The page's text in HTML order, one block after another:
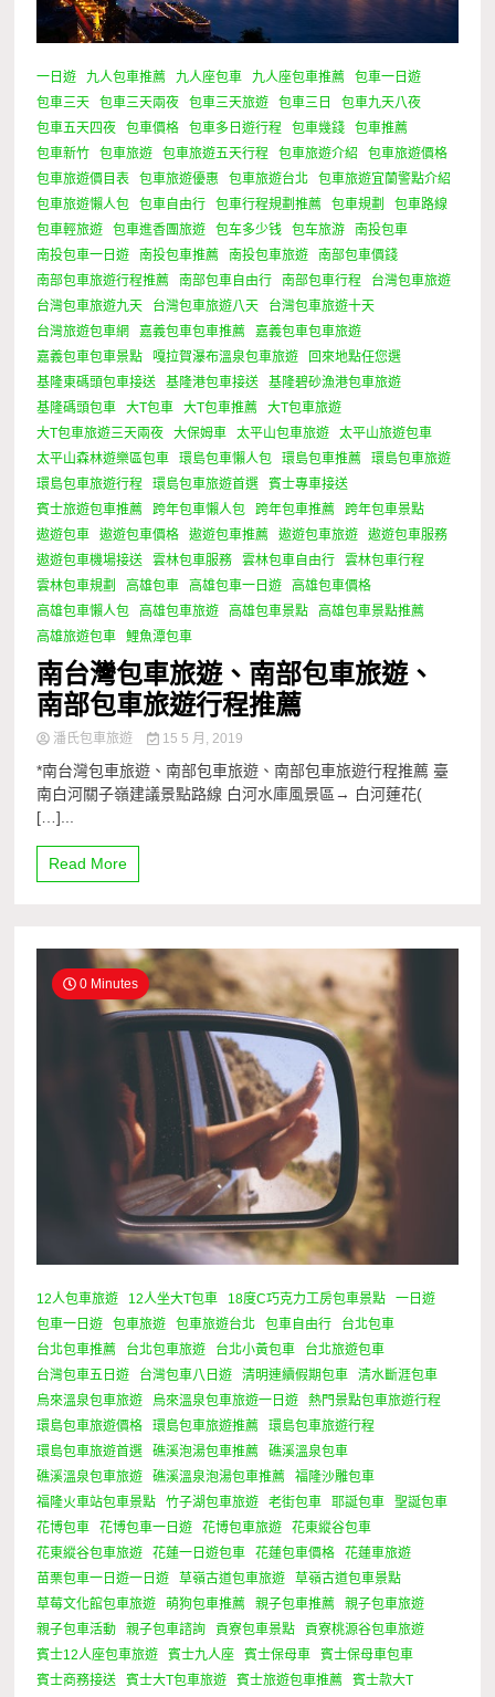
一日遊 九人包車推薦 九人座包車 九人座包車推薦
包車一日遊
包車三天
包車三天兩夜 包車三天旅遊 包車三日
包車九天八夜
包車五天四夜
包車價格 包車多日遊行程 包車幾錢
包車推薦
包車新竹
包車旅遊 包車旅遊五天行程 包車旅遊介紹
包車旅遊價格
包車旅遊價目表
包車旅遊優惠 包車旅遊台北
包車旅遊宜蘭警點介紹
包車旅遊懶人包
包車自由行 包車行程規劃推薦 包車規劃
包車路線
包車輕旅遊
包車進香團旅遊 包车多少钱 包车旅游
南投包車
南投包車一日遊
南投包車推薦 南投包車旅遊
南部包車價錢
南部包車旅遊行程推薦
南部包車自由行 南部包車行程
台灣包車旅遊
台灣包車旅遊九天
台灣包車旅遊八天
台灣包車旅遊十天
台灣旅遊包車網
嘉義包車包車推薦
嘉義包車包車旅遊
嘉義包車包車景點
嘎拉賀瀑布溫泉包車旅遊
回來地點任您選
基隆東碼頭包車接送
基隆港包車接送
基隆碧砂漁港包車旅遊
基隆碼頭包車
大T包車 大T包車推薦
大T包車旅遊
大T包車旅遊三天兩夜
大保姆車 太平山包車旅遊
太平山旅遊包車
太平山森林遊樂區包車
環島包車懶人包 環島包車推薦
環島包車旅遊
環島包車旅遊行程
環島包車旅遊首選
賓士專車接送
賓士旅遊包車推薦
跨年包車懶人包 跨年包車推薦
跨年包車景點
遨遊包車
遨遊包車價格 遨遊包車推薦 遨遊包車旅遊
遨遊包車服務
遨遊包車機場接送
雲林包車服務 雲林包車自由行
雲林包車行程
雲林包車規劃
高雄包車 高雄包車一日遊
高雄包車價格
高雄包車懶人包
高雄包車旅遊 高雄包車景點
高雄包車景點推薦
高雄旅遊包車
鯉魚潭包車
南台灣包車旅遊、南部包車旅遊、
南部包車旅遊行程推薦
潘氏包車旅遊 15 5 月, 2019
*南台灣包車旅遊、南部包車旅遊、南部包車旅遊行程推薦 臺
南白河關子嶺建議景點路線 白河水庫風景區→ 白河蓮花(
[…]...
Read More
0 Minutes
12人包車旅遊 12人坐大T包車 18度C巧克力工房包車景點
一日遊
包車一日遊
包車旅遊 包車旅遊台北 包車自由行
台北包車
台北包車推薦
台北包車旅遊 台北小黃包車
台北旅遊包車
台灣包車五日遊
台灣包車八日遊 清明連續假期包車
清水斷涯包車
烏來溫泉包車旅遊
烏來溫泉包車旅遊一日遊
熱門景點包車旅遊行程
環島包車旅遊價格
環島包車旅遊推薦
環島包車旅遊行程
環島包車旅遊首選
礁溪泡湯包車推薦
礁溪溫泉包車
礁溪溫泉包車旅遊
礁溪溫泉泡湯包車推薦
福隆沙雕包車
福隆火車站包車景點
竹子湖包車旅遊 老街包車 耶誕包車
聖誕包車
花博包車
花博包車一日遊 花博包車旅遊
花東縱谷包車
花東縱谷包車旅遊
花蓮一日遊包車 花蓮包車價格
花蓮車旅遊
苗栗包車一日遊一日遊
草嶺古道包車旅遊
草嶺古道包車景點
草莓文化館包車旅遊
萌狗包車推薦 親子包車推薦
親子包車旅遊
親子包車活動
親子包車諮詢 貢寮包車景點
貢寮桃源谷包車旅遊
賓士12人座包車旅遊
賓士九人座 賓士保母車
賓士保母車包車
賓士商務接送
賓士大T包車旅遊 賓士旅遊包車推薦
賓士款大T